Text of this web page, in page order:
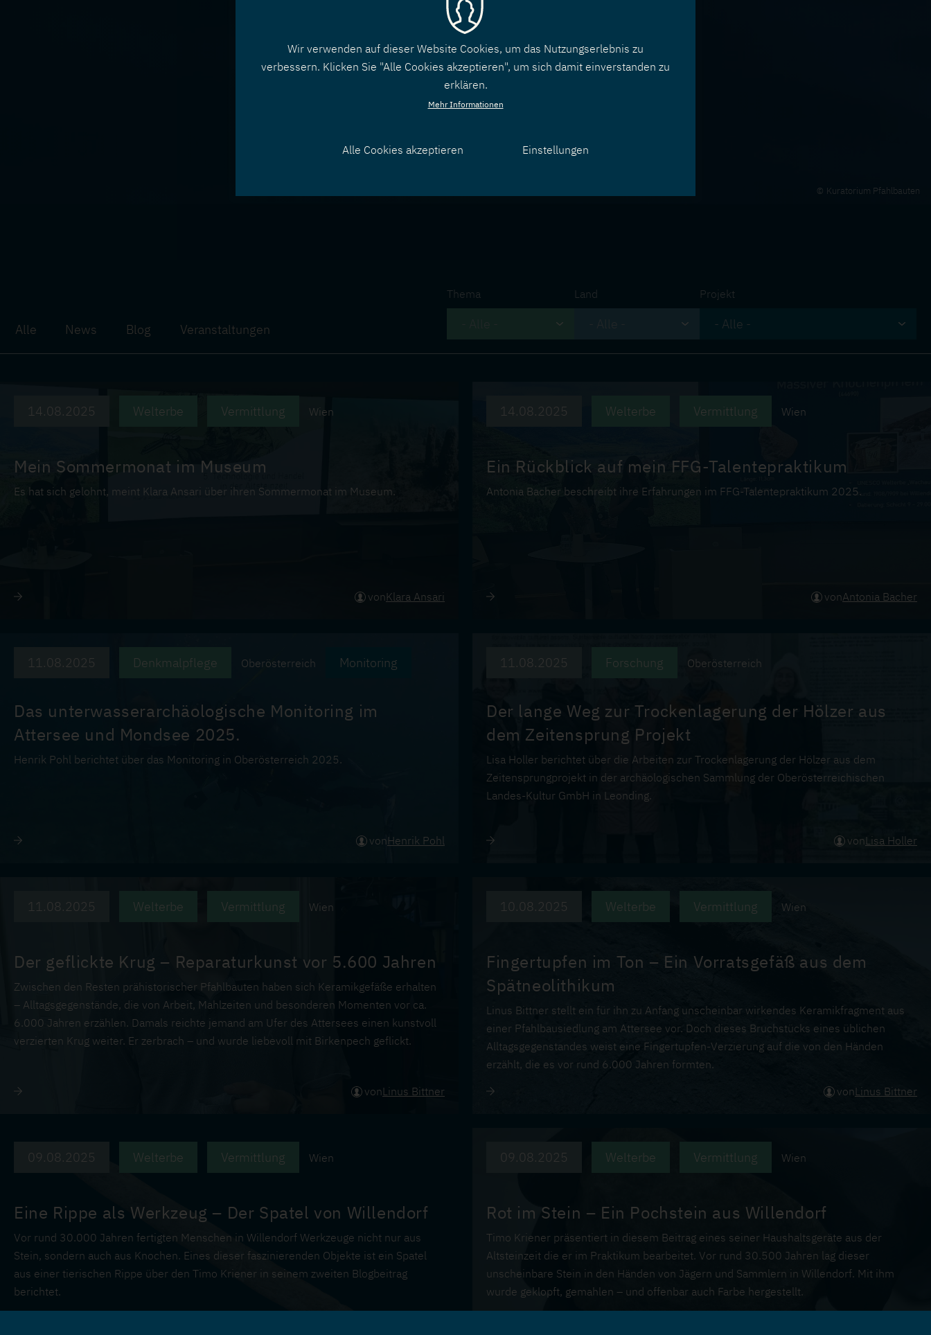
Kuratorium Pfahlbauten
Alle News Blog Veranstaltungen
Thema Land Projekt
14.08.2025 Welterbe Vermittlung Wien
Mein Sommermonat im Museum
Es hat sich gelohnt, meint Klara Ansari über ihren Sommermonat im Museum.
vonKlara Ansari
14.08.2025 Welterbe Vermittlung Wien
Ein Rückblick auf mein FFG-Talentepraktikum
Antonia Bacher beschreibt ihre Erfahrungen im FFG-Talentepraktikum 2025.
vonAntonia Bacher
11.08.2025 Denkmalpflege Oberösterreich Monitoring
Das unterwasserarchäologische Monitoring im
Attersee und Mondsee 2025.
Henrik Pohl berichtet über das Monitoring in Oberösterreich 2025.
vonHenrik Pohl
11.08.2025 Forschung Oberösterreich
Der lange Weg zur Trockenlagerung der Hölzer aus
dem Zeitensprung Projekt
Lisa Holler berichtet über die Arbeiten zur Trockenlagerung der Hölzer aus dem
Zeitensprungprojekt in der archäologischen Sammlung der Oberösterreichischen
Landes-Kultur GmbH in Leonding.
vonLisa Holler
11.08.2025 Welterbe Vermittlung Wien
Der geflickte Krug – Reparaturkunst vor 5.600 Jahren
Zwischen den Resten prähistorischer Pfahlbauten haben sich Keramikgefäße erhalten
– Alltagsgegenstände, die von Arbeit, Mahlzeiten und besonderen Momenten vor ca.
6.000 Jahren erzählen. Damals reichte jemand am Ufer des Attersees einen kunstvoll
verzierten Krug weiter. Er zerbrach – und wurde liebevoll mit Birkenpech geflickt.
vonLinus Bittner
10.08.2025 Welterbe Vermittlung Wien
Fingertupfen im Ton – Ein Vorratsgefäß aus dem
Spätneolithikum
Linus Bittner stellt ein für ihn zu Anfang unscheinbar wirkendes Keramikfragment aus
einer Pfahlbausiedlung am Attersee vor. Doch dieses Bruchstücks eines üblichen
Alltagsgegenstandes weist eine Fingertupfen-Verzierung auf die von den Händen
erzählt, die es vor rund 6.000 Jahren formten.
vonLinus Bittner
09.08.2025 Welterbe Vermittlung Wien
Eine Rippe als Werkzeug – Der Spatel von Willendorf
Vor rund 30.000 Jahren fertigten Menschen in Willendorf Werkzeuge nicht nur aus
Stein, sondern auch aus Knochen. Eines dieser faszinierenden Objekte ist ein Spatel
aus einer tierischen Rippe über den Timo Kriener in seinem zweiten Blogbeitrag
berichtet.
09.08.2025 Welterbe Vermittlung Wien
Rot im Stein – Ein Pochstein aus Willendorf
Timo Kriener präsentiert in diesem Beitrag eines seiner Haushaltsgeräte aus der
Altsteinzeit die er im Praktikum bearbeitet. Vor rund 30.500 Jahren lag dieser
unscheinbare Stein in den Händen von Jägern und Sammlern in Willendorf. Mit ihm
wurde geklopft, gemahlen – und offenbar auch Farbe hergestellt.
Wir verwenden auf dieser Website Cookies, um das Nutzungserlebnis zu
verbessern. Klicken Sie "Alle Cookies akzeptieren", um sich damit einverstanden zu
erklären.
Mehr Informationen
Alle Cookies akzeptieren Einstellungen